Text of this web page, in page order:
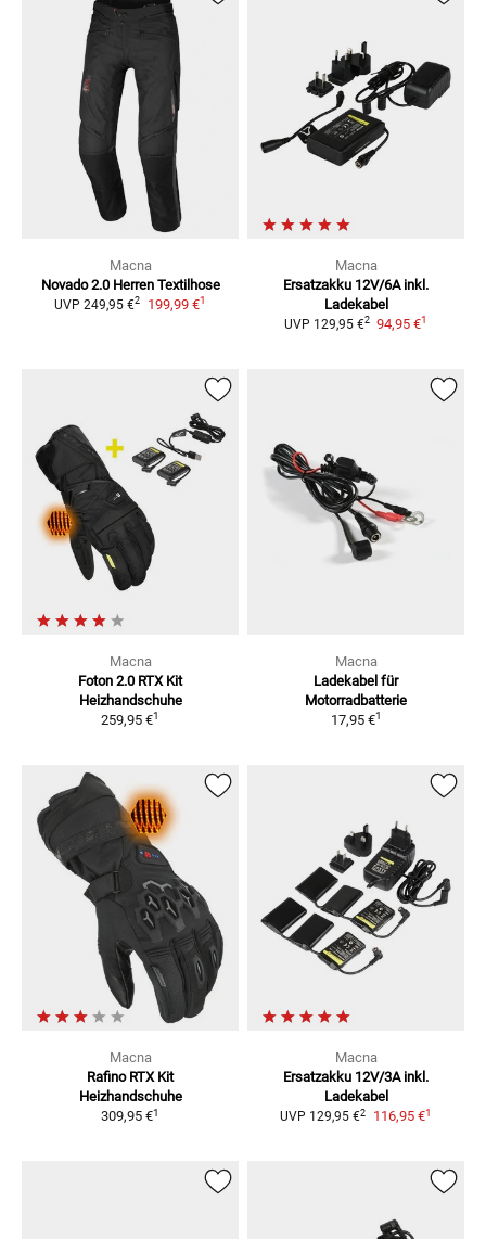
Macna
Novado 2.0 Herren Textilhose
UVP 249,95 €2 199,99 €1
Macna
Ersatzakku 12V/6A inkl.
Ladekabel
UVP 129,95 €2 94,95 €1
Macna
Foton 2.0 RTX Kit
Heizhandschuhe
259,95 €1
Macna
Ladekabel für
Motorradbatterie
17,95 €1
Macna
Rafino RTX Kit
Heizhandschuhe
309,95 €1
Macna
Ersatzakku 12V/3A inkl.
Ladekabel
UVP 129,95 €2 116,95 €1